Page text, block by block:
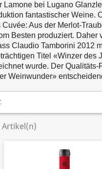
Lamone bei Lugano
fantastischer Weine.
Cuvée: Aus der Merlot-
Besten produziert. Daher
Claudio Tamborini 2012
Titel «Winzer des
wurde. Der Qualitäts-
Weinwunder»
Artikel(n)